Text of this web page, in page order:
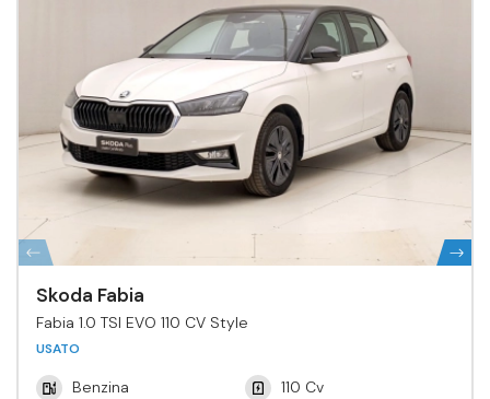
Skoda Fabia
Fabia 1.0 TSI EVO 110 CV Style
USATO
Benzina
110 Cv